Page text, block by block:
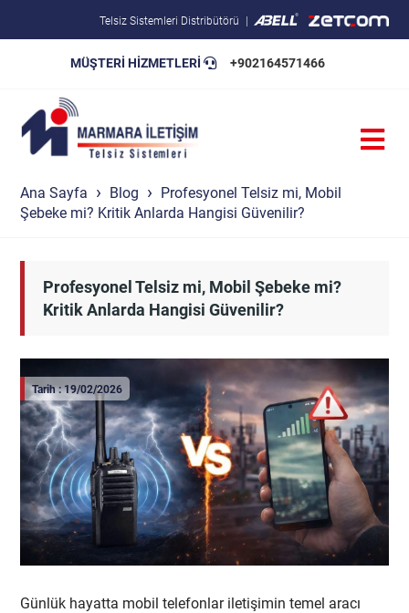
Telsiz Sistemleri Distribütörü
MÜŞTERİ HİZMETLERİ +902164571466
Ana Sayfa Blog
Profesyonel Telsiz mi, Mobil
Şebeke mi? Kritik Anlarda Hangisi Güvenilir?
Profesyonel Telsiz mi, Mobil Şebeke mi?
Kritik Anlarda Hangisi Güvenilir?
Tarih : 19/02/2026
Günlük hayatta mobil telefonlar iletişimin temel aracı